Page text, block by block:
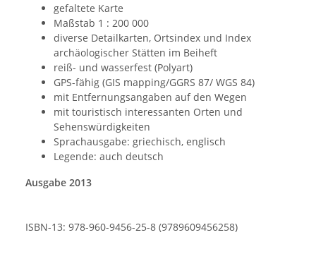
gefaltete Karte
Maßstab 1 : 200 000
diverse Detailkarten, Ortsindex und Index
archäologischer Stätten im Beiheft
reiß- und wasserfest (Polyart)
GPS-fähig (GIS mapping/GGRS 87/ WGS 84)
mit Entfernungsangaben auf den Wegen
mit touristisch interessanten Orten und
Sehenswürdigkeiten
Sprachausgabe: griechisch, englisch
Legende: auch deutsch
Ausgabe 2013
ISBN-13: 978-960-9456-25-8 (9789609456258)